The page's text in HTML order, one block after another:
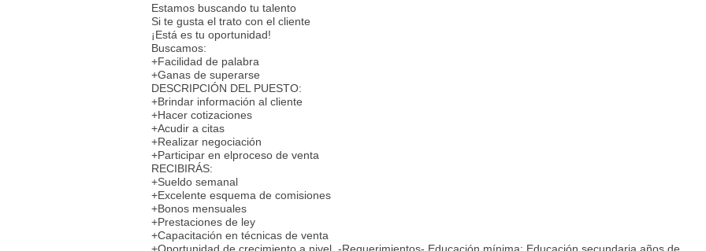
Estamos buscando tu talento
Si te gusta el trato con el cliente
¡Está es tu oportunidad!
Buscamos:
+Facilidad de palabra
+Ganas de superarse
DESCRIPCIÓN DEL PUESTO:
+Brindar información al cliente
+Hacer cotizaciones
+Acudir a citas
+Realizar negociación
+Participar en elproceso de venta
RECIBIRÁS:
+Sueldo semanal
+Excelente esquema de comisiones
+Bonos mensuales
+Prestaciones de ley
+Capacitación en técnicas de venta
+Oportunidad de crecimiento a nivel. -Requerimientos- Educación mínima: Educación secundaria años de